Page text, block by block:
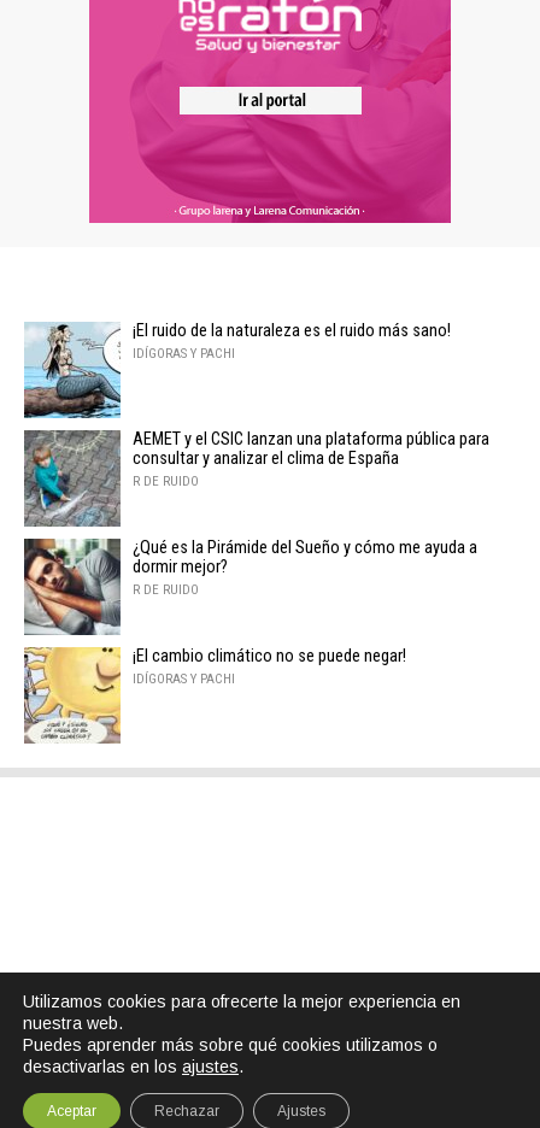
¡El ruido de la naturaleza es el ruido más sano!
IDÍGORAS Y PACHI
AEMET y el CSIC lanzan una plataforma pública para
consultar y analizar el clima de España
R DE RUIDO
¿Qué es la Pirámide del Sueño y cómo me ayuda a
dormir mejor?
R DE RUIDO
¡El cambio climático no se puede negar!
IDÍGORAS Y PACHI
Utilizamos cookies para ofrecerte la mejor experiencia en
nuestra web.
Puedes aprender más sobre qué cookies utilizamos o
desactivarlas en los ajustes.
Aceptar Rechazar Ajustes